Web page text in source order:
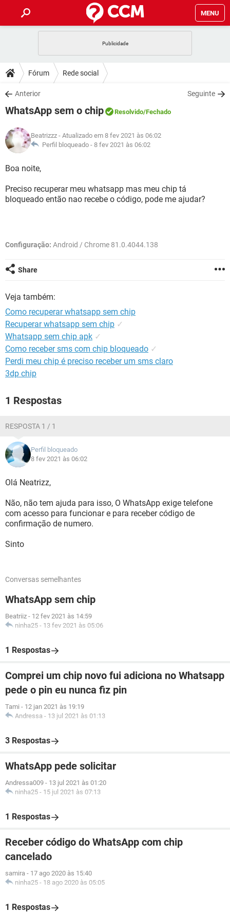
MENU
CELULAR
OUTLOOK
INSTAGRAM GMAIL
GUIA DE COMPRAS
DICAS
JOGOS
INSTAGRAM GMAIL
GUIA DE COMPRAS
DOWNLOADS
JOGOS WHATSAPP
CELULAR
OUTLOOK EXCEL
INSTAGRAM
JOGOS WHATSAPP
CELULAR
OUTLOOK
INSTAGRAM GMAIL
GLOSSÁRIO
OUTLOOK EXCEL
Fórum Rede social
Anterior Seguinte
WhatsApp sem o chip Resolvido/Fechado
Beatrizzz - Atualizado em 8 fev 2021 às 06:02
Perfil bloqueado - 8 fev 2021 às 06:02
Boa noite,
Preciso recuperar meu whatsapp mas meu chip tá
bloqueado então nao recebe o código, pode me ajudar?
Configuração: Android / Chrome 81.0.4044.138
Share
Veja também:
Como recuperar whatsapp sem chip
Recuperar whatsapp sem chip ✓
Whatsapp sem chip apk ✓
Como receber sms com chip bloqueado ✓
Perdi meu chip é preciso receber um sms claro
3dp chip
1 Respostas
RESPOSTA 1 / 1
Perfil bloqueado
8 fev 2021 às 06:02
Olá Neatrizz,
Não, não tem ajuda para isso, O WhatsApp exige telefone
com acesso para funcionar e para receber código de
confirmação de numero.
Sinto
Conversas semelhantes
WhatsApp sem chip
Beatriiz - 12 fev 2021 às 14:59
ninha25 - 13 fev 2021 às 05:06
1 Respostas
Comprei um chip novo fui adiciona no Whatsapp
pede o pin eu nunca fiz pin
Tami - 12 jan 2021 às 19:19
Andressa - 13 jul 2021 às 01:13
3 Respostas
WhatsApp pede solicitar
Andressa009 - 13 jul 2021 às 01:20
ninha25 - 15 jul 2021 às 07:13
1 Respostas
Receber código do WhatsApp com chip
cancelado
samira - 17 ago 2020 às 15:40
ninha25 - 18 ago 2020 às 05:05
1 Respostas